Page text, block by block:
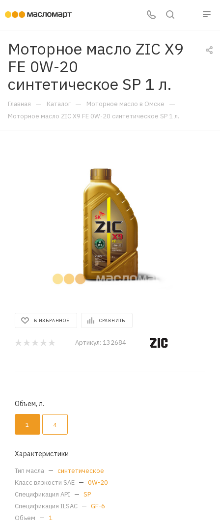
Моторное масло ZIC X9
FE 0W-20
синтетическое SP 1 л.
Главная — Каталог — Моторное масло в Омске —
Моторное масло ZIC X9 FE 0W-20 синтетическое SP 1 л.
В ИЗБРАННОЕ СРАВНИТЬ
Артикул: 132684
Объем, л.
1 4
Характеристики
Тип масла — синтетическое
Класс вязкости SAE — 0W-20
Спецификация API — SP
Спецификация ILSAC — GF-6
Объем — 1